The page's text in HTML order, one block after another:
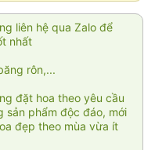
liên hệ qua Zalo để
nhất
rôn,...
đặt hoa theo yêu cầu
sản phẩm độc đáo, mới
đẹp theo mùa vừa ít